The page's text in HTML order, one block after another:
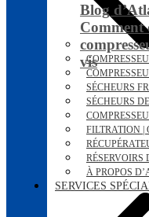
Blog
Comment
vis
SÉCHEURS
SÉCHEURS
FILTRATION |
RÉSERVOIRS
À PROPOS
SERVICES